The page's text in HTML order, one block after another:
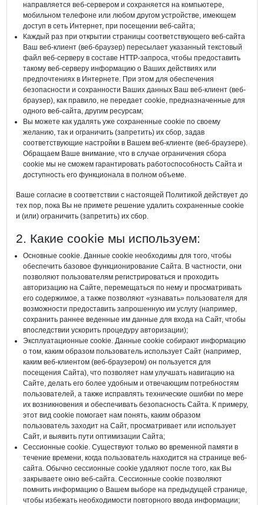
направляется веб-сервером и сохраняется на компьютере,
мобильном телефоне или любом другом устройстве, имеющем
доступ в сеть Интернет, при посещении веб-сайта;
Каждый раз при открытии страницы соответствующего веб-сайта
Ваш веб-клиент (веб-браузер) пересылает указанный текстовый
файл веб-серверу в составе HTTP-запроса, чтобы предоставить
такому веб-серверу информацию о Ваших действиях или
предпочтениях в Интернете. При этом для обеспечения
безопасности и сохранности Ваших данных Ваш веб-клиент (веб-
браузер), как правило, не передает cookie, предназначенные для
одного веб-сайта, другим ресурсам;
Вы можете как удалять уже сохраненные cookie по своему
желанию, так и ограничить (запретить) их сбор, задав
соответствующие настройки в Вашем веб-клиенте (веб-браузере).
Обращаем Ваше внимание, что в случае ограничения сбора
cookie мы не сможем гарантировать работоспособность Сайта и
доступность его функционала в полном объеме.
Ваше согласие в соответствии с настоящей Политикой действует до
тех пор, пока Вы не примете решение удалить сохраненные cookie
и (или) ограничить (запретить) их сбор.
2. Какие cookie мы используем:
Основные cookie. Данные cookie необходимы для того, чтобы
обеспечить базовое функционирование Сайта. В частности, они
позволяют пользователям регистрироваться и проходить
авторизацию на Сайте, перемещаться по нему и просматривать
его содержимое, а также позволяют «узнавать» пользователя для
возможности предоставить запрошенную им услугу (например,
сохранить раннее веденные им данные для входа на Сайт, чтобы
впоследствии ускорить процедуру авторизации);
Эксплуатационные cookie. Данные cookie собирают информацию
о том, каким образом пользователь использует Сайт (например,
каким веб-клиентом (веб-браузером) он пользуется для
посещения Сайта), что позволяет нам улучшать навигацию на
Сайте, делать его более удобным и отвечающим потребностям
пользователей, а также исправлять технические ошибки по мере
их возникновения и обеспечивать безопасность Сайта. К примеру,
этот вид cookie помогает нам понять, каким образом
пользователь заходит на Сайт, просматривает или использует
Сайт, и выявить пути оптимизации Сайта;
Сессионные cookie. Существуют только во временной памяти в
течение времени, когда пользователь находится на странице веб-
сайта. Обычно сессионные cookie удаляют после того, как Вы
закрываете окно веб-сайта. Сессионные cookie позволяют
помнить информацию о Вашем выборе на предыдущей странице,
чтобы избежать необходимости повторного ввода информации;